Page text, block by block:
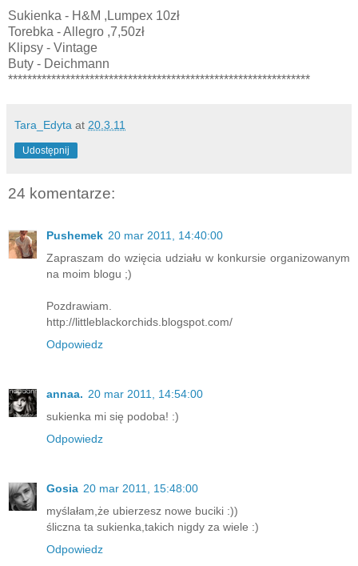
Sukienka - H&M ,Lumpex 10zł
Torebka - Allegro ,7,50zł
Klipsy - Vintage
Buty - Deichmann
***************************************************************
Tara_Edyta at 20.3.11
Udostępnij
24 komentarze:
Pushemek 20 mar 2011, 14:40:00
Zapraszam do wzięcia udziału w konkursie organizowanym
na moim blogu ;)
Pozdrawiam.
http://littleblackorchids.blogspot.com/
Odpowiedz
annaa. 20 mar 2011, 14:54:00
sukienka mi się podoba! :)
Odpowiedz
Gosia 20 mar 2011, 15:48:00
myślałam,że ubierzesz nowe buciki :))
śliczna ta sukienka,takich nigdy za wiele :)
Odpowiedz